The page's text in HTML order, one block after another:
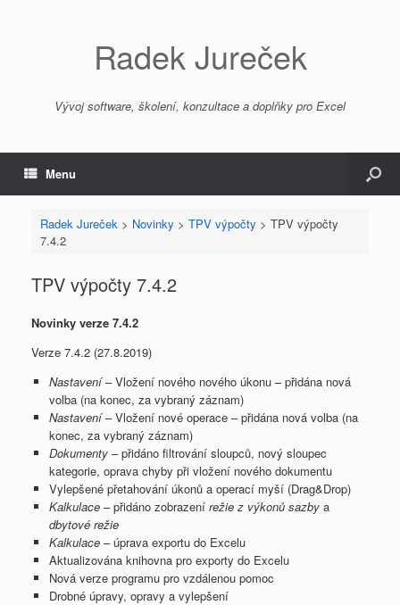
Radek Jureček
Vývoj software, školení, konzultace a doplňky pro Excel
Menu
Radek Jureček > Novinky > TPV výpočty > TPV výpočty
7.4.2
TPV výpočty 7.4.2
Novinky verze 7.4.2
Verze 7.4.2 (27.8.2019)
Nastavení– Vložení nového nového úkonu – přidána nová
volba (na konec, za vybraný záznam)
Nastavení– Vložení nové operace – přidána nová volba (na
konec, za vybraný záznam)
Dokumenty– přidáno filtrování sloupců, nový sloupec
kategorie, oprava chyby při vložení nového dokumentu
Vylepšené přetahování úkonů a operací myší (Drag&Drop)
Kalkulace– přidáno zobrazení režie z výkonů sazbya
dbytové režie
Kalkulace– úprava exportu do Excelu
Aktualizována knihovna pro exporty do Excelu
Nová verze programu pro vzdálenou pomoc
Drobné úpravy, opravy a vylepšení